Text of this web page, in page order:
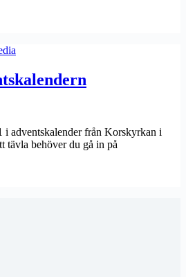
i adventskalender från Korskyrkan i
tävla behöver du gå in på